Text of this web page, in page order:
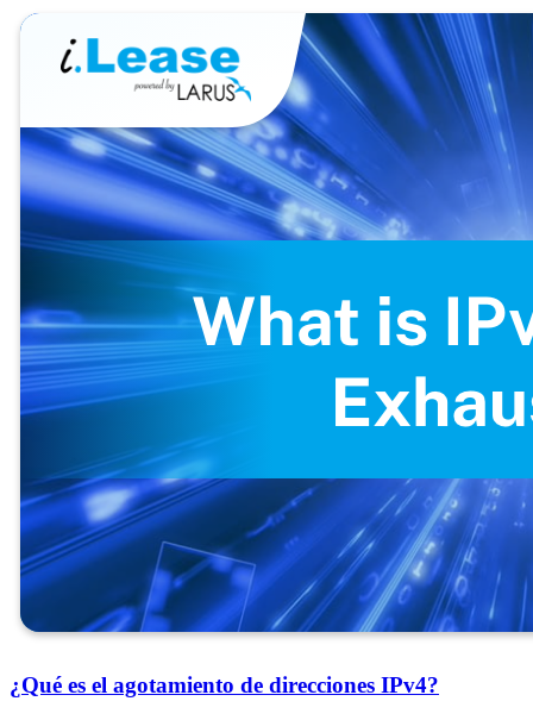
¿Qué es el agotamiento de direcciones IPv4?